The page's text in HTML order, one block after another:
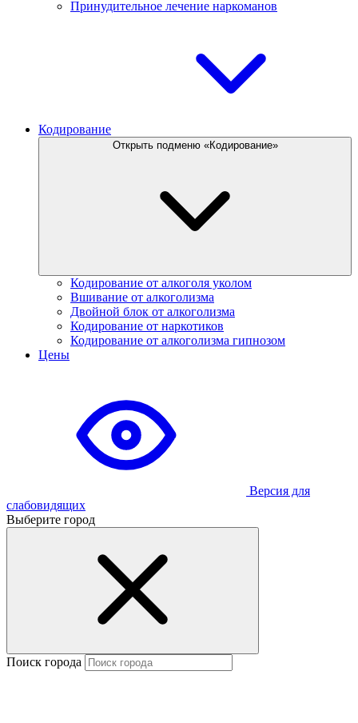
Принудительное лечение наркоманов
Кодирование
Открыть подменю «Кодирование»
Кодирование от алкоголя уколом
Вшивание от алкоголизма
Двойной блок от алкоголизма
Кодирование от наркотиков
Кодирование от алкоголизма гипнозом
Цены
Версия для
слабовидящих
Выберите город
Поиск города